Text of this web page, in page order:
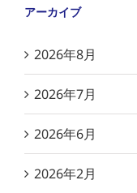
アーカイブ
2026年8月
2026年7月
2026年6月
2026年2月